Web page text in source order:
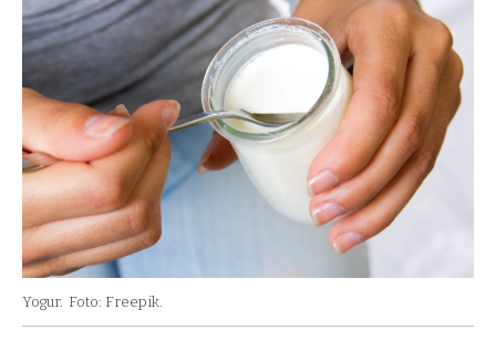
Yogur. Foto: Freepik.